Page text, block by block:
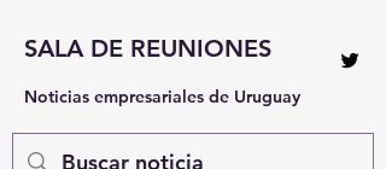
SALA DE REUNIONES
Noticias empresariales de Uruguay